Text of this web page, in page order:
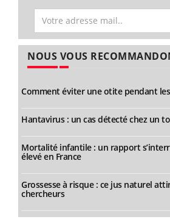
NOUS VOUS
Comment éviter une otite pendant les
Hantavirus : un cas détecté chez un
Mortalité infantile : un rapport
élevé en France
Grossesse à risque : ce jus naturel
chercheurs